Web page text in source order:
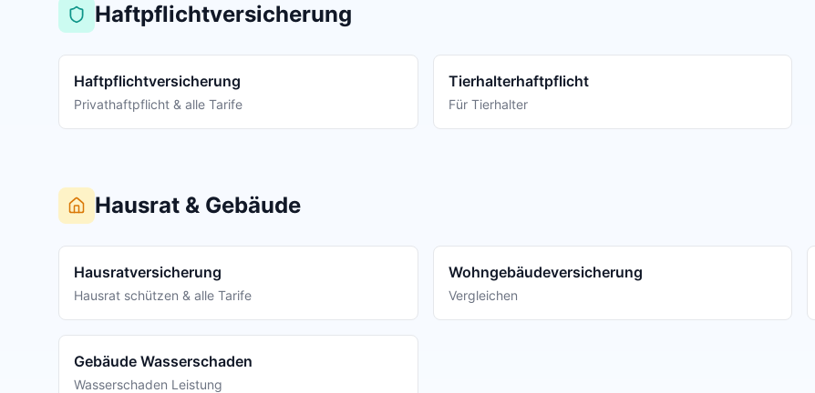
Haftpflichtversicherung
Haftpflichtversicherung
Privathaftpflicht & alle Tarife
Tierhalterhaftpflicht
Für Tierhalter
Hausrat & Gebäude
Hausratversicherung
Hausrat schützen & alle Tarife
Wohngebäudeversicherung
Vergleichen
Gebäude Wasserschaden
Wasserschaden Leistung